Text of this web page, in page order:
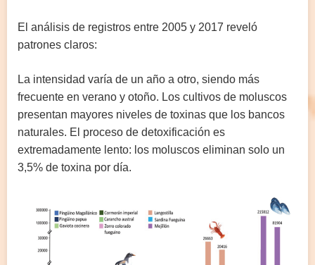
El análisis de registros entre 2005 y 2017 reveló
patrones claros:
La intensidad varía de un año a otro, siendo más
frecuente en verano y otoño. Los cultivos de moluscos
presentan mayores niveles de toxinas que los bancos
naturales. El proceso de detoxificación es
extremadamente lento: los moluscos eliminan solo un
3,5% de toxina por día.